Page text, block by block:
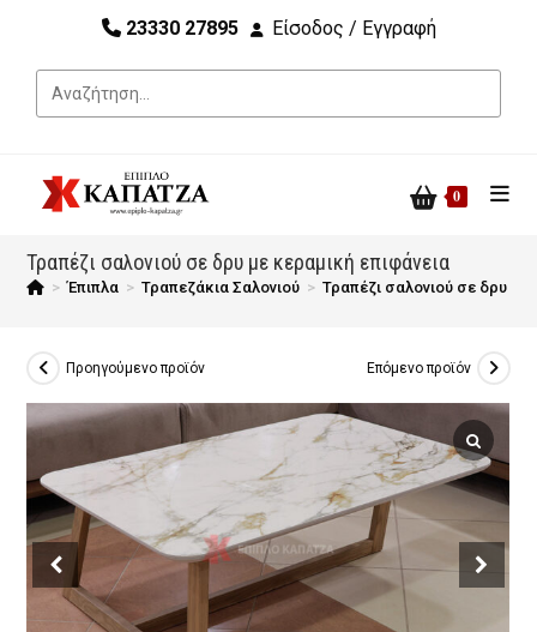
23330 27895 Είσοδος / Εγγραφή
0
Τραπέζι σαλονιού σε δρυ με κεραμική επιφάνεια
> Έπιπλα > Τραπεζάκια Σαλονιού > Τραπέζι σαλονιού σε δρυ με
Προηγούμενο προϊόν Επόμενο προϊόν